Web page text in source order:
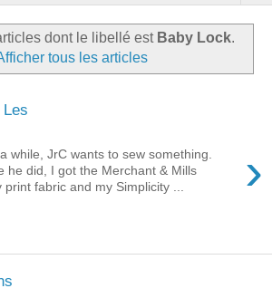
dont le libellé est Baby Lock.
tous les articles
›
while, JrC wants to sew something.
he did, I got the Merchant & Mills
print fabric and my Simplicity ...